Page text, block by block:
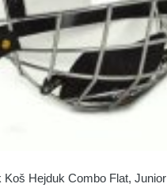
Koš Hejduk Combo Flat, Junior